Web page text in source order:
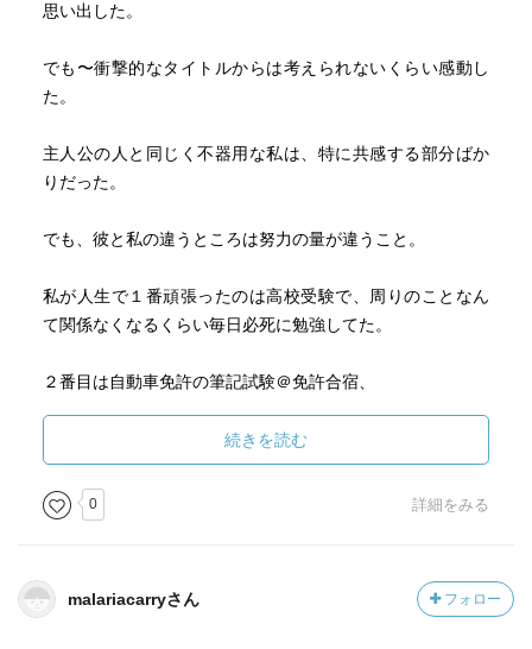
思い出した。
でも〜衝撃的なタイトルからは考えられないくらい感動し
た。
主人公の人と同じく不器用な私は、特に共感する部分ばか
りだった。
でも、彼と私の違うところは努力の量が違うこと。
私が人生で１番頑張ったのは高校受験で、周りのことなん
て関係なくなるくらい毎日必死に勉強してた。
２番目は自動車免許の筆記試験＠免許合宿、
３番目は全くスペイン語知らないのにメキシコに行って、
スペイン語１ヶ月で学んだこと。
でも、この本を読んで、きっと私の「頑張る」の範囲は
彼の頑張っているうちには入らないだろうなと思った。
続きを読む
0 詳細をみる
malariacarryさん フォロー